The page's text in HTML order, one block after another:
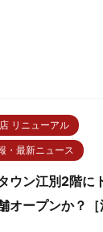
リニューアル
・最新ニュース
ウン江別2階に
オープンか？［